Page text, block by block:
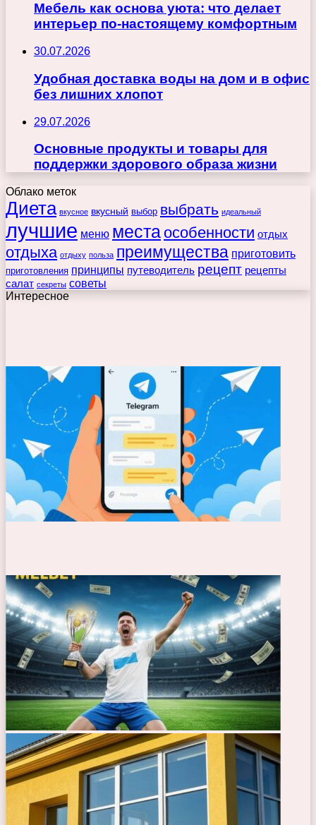
Мебель как основа уюта: что делает
интерьер по-настоящему комфортным
30.07.2026
Удобная доставка воды на дом и в офис
без лишних хлопот
29.07.2026
Основные продукты и товары для
поддержки здорового образа жизни
Облако меток
Диета вкусное вкусный выбор выбрать идеальный
лучшие меню места особенности отдых
отдыха отдыху польза преимущества приготовить
приготовления принципы путеводитель рецепт рецепты
салат секреты советы
Интересное